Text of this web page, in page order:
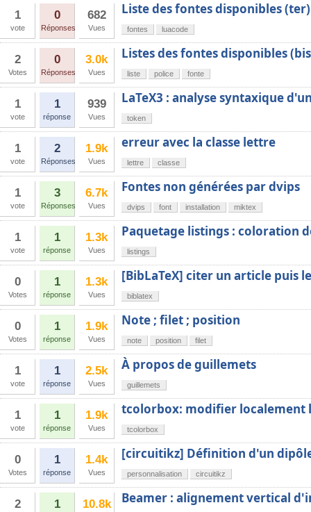
1
vote
0
Réponses
682
Vues
Liste des fontes disponibles (ter)
fontes luacode
2
Votes
0
Réponses
3.0k
Vues
Listes des fontes disponibles
liste police fonte
1
vote
1
réponse
939
Vues
LaTeX3 : analyse syntaxique
token
1
vote
2
Réponses
1.9k
Vues
erreur avec la classe lettre
lettre classe
1
vote
3
Réponses
6.7k
Vues
Fontes non générées par dvips
dvips font installation miktex
1
vote
1
réponse
1.3k
Vues
Paquetage listings : coloration
listings
0
Votes
1
réponse
1.3k
Vues
[BibLaTeX] citer un article puis
biblatex
0
Votes
1
réponse
1.9k
Vues
Note ; filet ; position
note position filet
1
vote
1
réponse
2.5k
Vues
À propos de guillemets
guillemets
1
vote
1
réponse
1.9k
Vues
tcolorbox: modifier localement
tcolorbox
0
Votes
1
réponse
1.4k
Vues
[circuitikz] Définition d'un
personnalisation circuitikz
2 1 10.8k Beamer : alignement vertical